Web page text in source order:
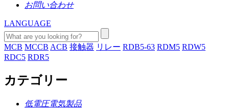
お問い合わせ
LANGUAGE
MCB MCCB ACB 接触器 リレー RDB5-63 RDM5 RDW5
RDC5 RDR5
カテゴリー
低電圧電気製品